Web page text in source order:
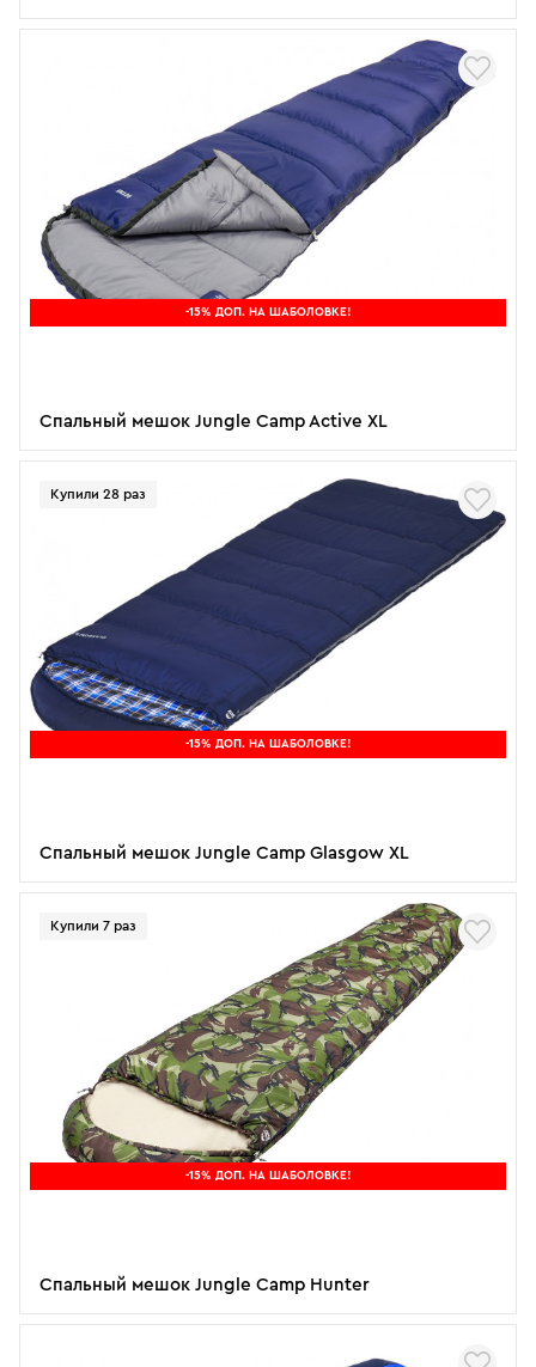
-15% ДОП. НА ШАБОЛОВКЕ!
Спальный мешок Jungle Camp Active XL
Купили 28 раз
-15% ДОП. НА ШАБОЛОВКЕ!
Спальный мешок Jungle Camp Glasgow XL
Купили 7 раз
-15% ДОП. НА ШАБОЛОВКЕ!
Спальный мешок Jungle Camp Hunter